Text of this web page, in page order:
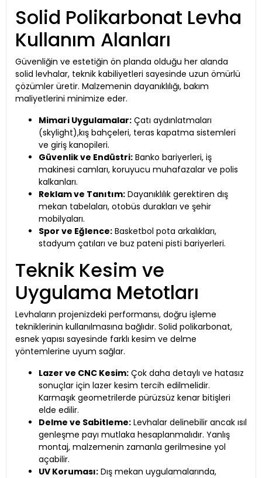
Solid Polikarbonat Levha
Kullanım Alanları
Güvenliğin ve estetiğin ön planda olduğu her alanda
solid levhalar, teknik kabiliyetleri sayesinde uzun ömürlü
çözümler üretir. Malzemenin dayanıklılığı, bakım
maliyetlerini minimize eder.
Mimari Uygulamalar: Çatı aydınlatmaları
(skylight),kış bahçeleri, teras kapatma sistemleri
ve giriş kanopileri.
Güvenlik ve Endüstri: Banko bariyerleri, iş
makinesi camları, koruyucu muhafazalar ve polis
kalkanları.
Reklam ve Tanıtım: Dayanıklılık gerektiren dış
mekan tabelaları, otobüs durakları ve şehir
mobilyaları.
Spor ve Eğlence: Basketbol pota arkalıkları,
stadyum çatıları ve buz pateni pisti bariyerleri.
Teknik Kesim ve
Uygulama Metotları
Levhaların projenizdeki performansı, doğru işleme
tekniklerinin kullanılmasına bağlıdır. Solid polikarbonat,
esnek yapısı sayesinde farklı kesim ve delme
yöntemlerine uyum sağlar.
Lazer ve CNC Kesim: Çok daha detaylı ve hatasız
sonuçlar için lazer kesim tercih edilmelidir.
Karmaşık geometrilerde pürüzsüz kenar bitişleri
elde edilir.
Delme ve Sabitleme: Levhalar delinebilir ancak ısıl
genleşme payı mutlaka hesaplanmalıdır. Yanlış
montaj, malzemenin zamanla gerilmesine yol
açabilir.
UV Koruması: Dış mekan uygulamalarında,